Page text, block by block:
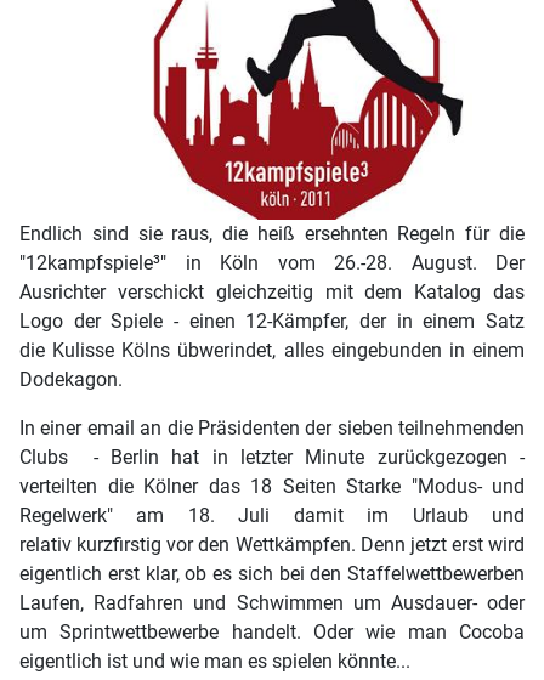
Endlich sind sie raus, die heiß ersehnten Regeln für die
"12kampfspiele³" in Köln vom 26.-28. August. Der
Ausrichter verschickt gleichzeitig mit dem Katalog das
Logo der Spiele - einen 12-Kämpfer, der in einem Satz
die Kulisse Kölns übwerindet, alles eingebunden in einem
Dodekagon.
In einer email an die Präsidenten der sieben teilnehmenden
Clubs - Berlin hat in letzter Minute zurückgezogen -
verteilten die Kölner das 18 Seiten Starke "Modus- und
Regelwerk" am 18. Juli damit im Urlaub und
relativ kurzfirstig vor den Wettkämpfen. Denn jetzt erst wird
eigentlich erst klar, ob es sich bei den Staffelwettbewerben
Laufen, Radfahren und Schwimmen um Ausdauer- oder
um Sprintwettbewerbe handelt. Oder wie man Cocoba
eigentlich ist und wie man es spielen könnte...